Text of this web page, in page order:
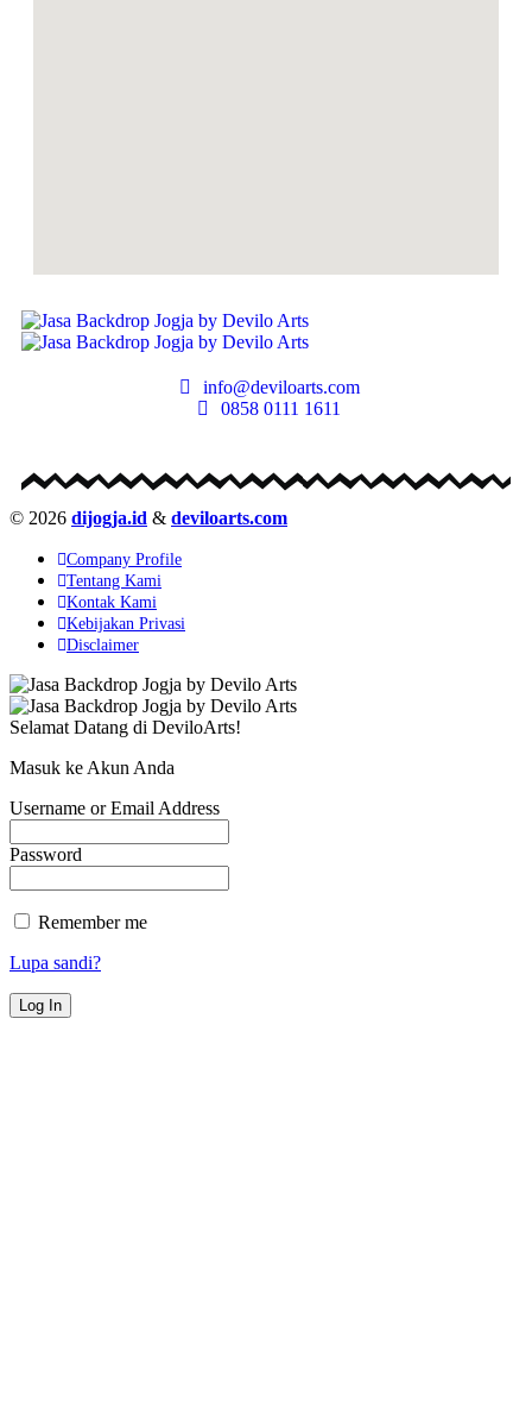
info@deviloarts.com
0858 0111 1611
© 2026 dijogja.id & deviloarts.com
Company Profile
Tentang Kami
Kontak Kami
Kebijakan Privasi
Disclaimer
Selamat Datang di DeviloArts!
Masuk ke Akun Anda
Username or Email Address
Password
Remember me
Lupa sandi?